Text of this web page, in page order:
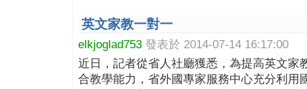
英文家教一對一
elkjoglad753 發表於 2014-07-14 16:17:00
近日，記者從省人社廳獲悉，為提高英文家
合教學能力，省外國專家服務中心充分利用